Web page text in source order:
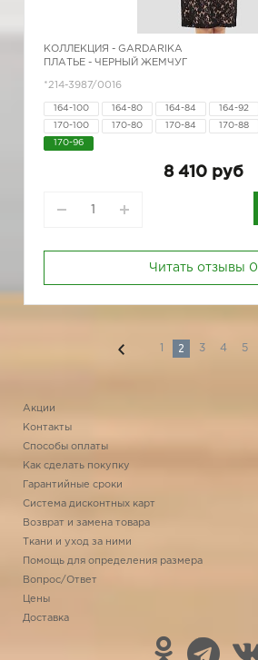
КОЛЛЕКЦИЯ - GARDARIKA
ПЛАТЬЕ - ЧЕРНЫЙ ЖЕМЧУГ
*214-3987/0016
164-100 164-80 164-84 164-92
170-100 170-80 170-84 170-88
170-96
8 410 руб
Читать отзывы 0
1 2 3 4 5
Акции
Контакты
Способы оплаты
Как сделать покупку
Гарантийные сроки
Система дисконтных карт
Возврат и замена товара
Ткани и уход за ними
Помощь для определения размера
Вопрос/Ответ
Цены
Доставка